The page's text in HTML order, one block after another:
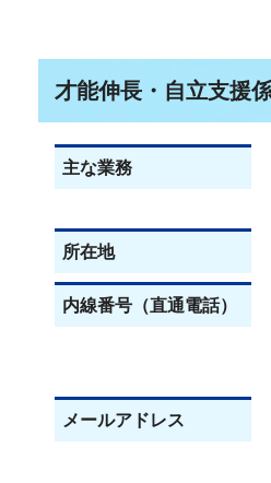
才能伸長・自立支援
主な業務
所在地
内線番号（直通電話）
メールアドレス